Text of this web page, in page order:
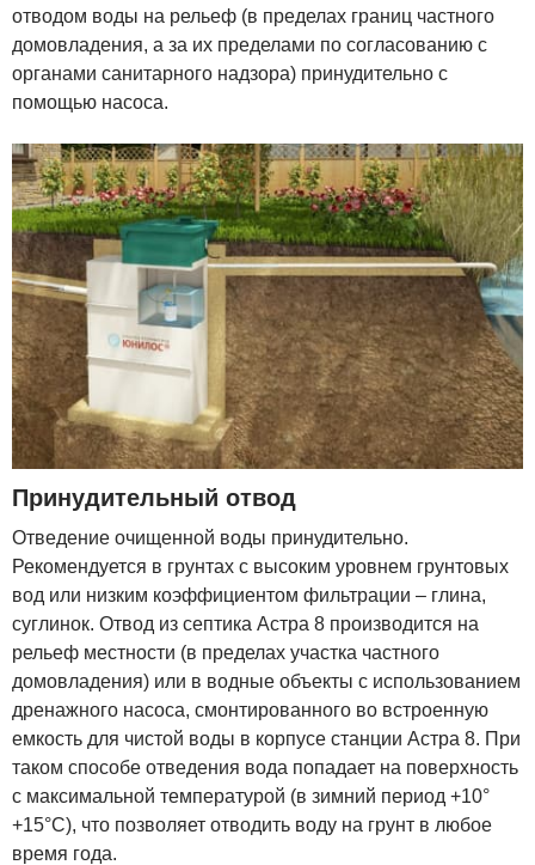
отводом воды на рельеф (в пределах границ частного
домовладения, а за их пределами по согласованию с
органами санитарного надзора) принудительно с
помощью насоса.
Принудительный отвод
Отведение очищенной воды принудительно.
Рекомендуется в грунтах с высоким уровнем грунтовых
вод или низким коэффициентом фильтрации – глина,
суглинок. Отвод из септика Астра 8 производится на
рельеф местности (в пределах участка частного
домовладения) или в водные объекты с использованием
дренажного насоса, смонтированного во встроенную
емкость для чистой воды в корпусе станции Астра 8. При
таком способе отведения вода попадает на поверхность
с максимальной температурой (в зимний период +10°
+15°С), что позволяет отводить воду на грунт в любое
время года.